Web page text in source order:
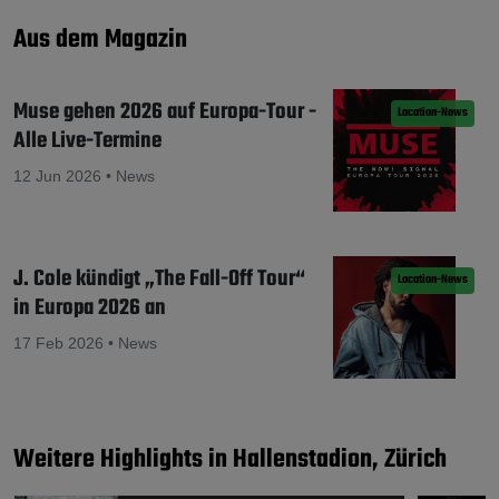
Aus dem Magazin
Location-News
Muse gehen 2026 auf Europa-Tour -
Alle Live-Termine
12 Jun 2026 • News
Location-News
J. Cole kündigt „The Fall-Off Tour“
in Europa 2026 an
17 Feb 2026 • News
Weitere Highlights in Hallenstadion, Zürich